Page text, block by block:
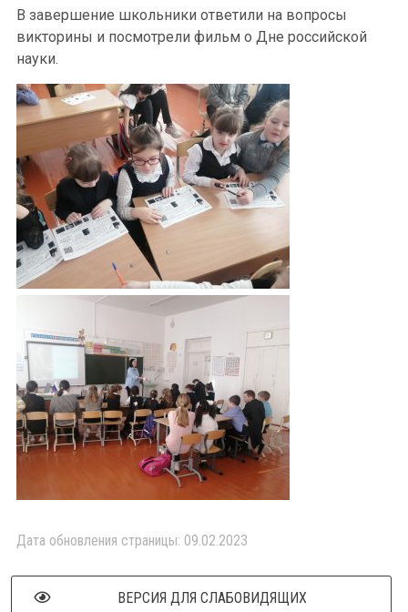
В завершение школьники ответили на вопросы
викторины и посмотрели фильм о Дне российской
науки.
Дата обновления страницы: 09.02.2023
ВЕРСИЯ ДЛЯ СЛАБОВИДЯЩИХ